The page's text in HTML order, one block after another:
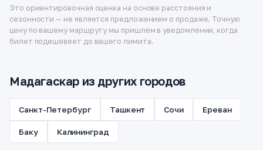
Это ориентировочная оценка на основе расстояния и
сезонности — не является предложением о продаже. Точную
цену по вашему маршруту мы пришлём в уведомлении, когда
билет подешевеет до вашего лимита.
Мадагаскар из других городов
Санкт-Петербург Ташкент Сочи Ереван
Баку Калининград